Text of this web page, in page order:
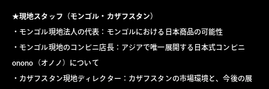
★現地スタッフ（モンゴル・カザフスタン）
・モンゴル現地法人の代表：モンゴルにおける日本商品の可能性
・モンゴル現地のコンビニ店長：アジアで唯一展開する日本式コンビニ
onono（オノノ）について
・カザフスタン現地ディレクター：カザフスタンの市場環境と、今後の展